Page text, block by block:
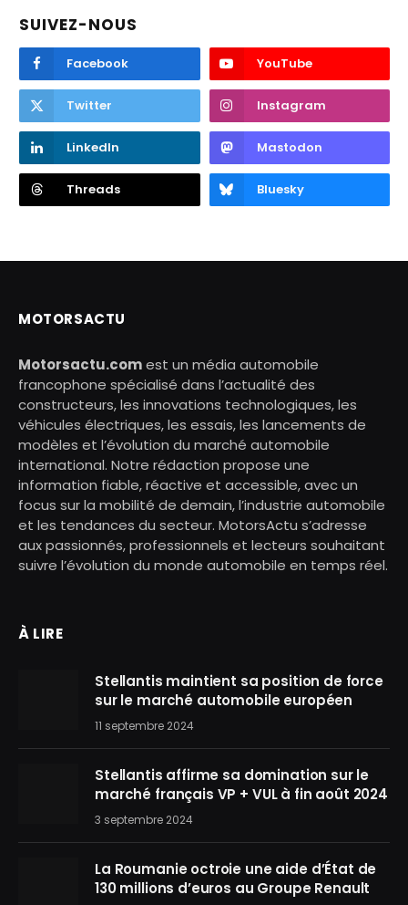
SUIVEZ-NOUS
Facebook YouTube
Twitter Instagram
LinkedIn Mastodon
Threads Bluesky
MOTORSACTU
Motorsactu.comest un média automobile
francophone spécialisé dans l’actualité des
constructeurs, les innovations technologiques, les
véhicules électriques, les essais, les lancements de
modèles et l’évolution du marché automobile
international. Notre rédaction propose une
information fiable, réactive et accessible, avec un
focus sur la mobilité de demain, l’industrie automobile
et les tendances du secteur. MotorsActu s’adresse
aux passionnés, professionnels et lecteurs souhaitant
suivre l’évolution du monde automobile en temps réel.
À LIRE
Stellantis maintient sa position de force
sur le marché automobile européen
11 septembre 2024
Stellantis affirme sa domination sur le
marché français VP + VUL à fin août 2024
3 septembre 2024
La Roumanie octroie une aide d’État de
130 millions d’euros au Groupe Renault